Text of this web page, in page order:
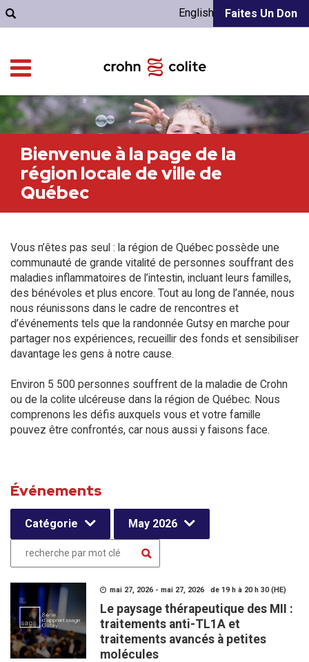
Faites Un Don
English
Bienvenue à la page de la
région locale de ville de
Québec
Vous n’êtes pas seul : la région de Québec possède une
communauté de grande vitalité de personnes souffrant des
maladies inflammatoires de l’intestin, incluant leurs familles,
des bénévoles et plus encore. Tout au long de l’année, nous
nous réunissons dans le cadre de rencontres et
d’événements tels que la randonnée Gutsy en marche pour
partager nos expériences, recueillir des fonds et sensibiliser
davantage les gens à notre cause.
Environ 5 500 personnes souffrent de la maladie de Crohn
ou de la colite ulcéreuse dans la région de Québec. Nous
comprenons les défis auxquels vous et votre famille
pouvez être confrontés, car nous aussi y faisons face.
Événements
Catégorie May 2026
mai 27, 2026 - mai 27, 2026 de 19 h à 20 h 30 (HE)
Le paysage thérapeutique des MII :
traitements anti-TL1A et
traitements avancés à petites
molécules